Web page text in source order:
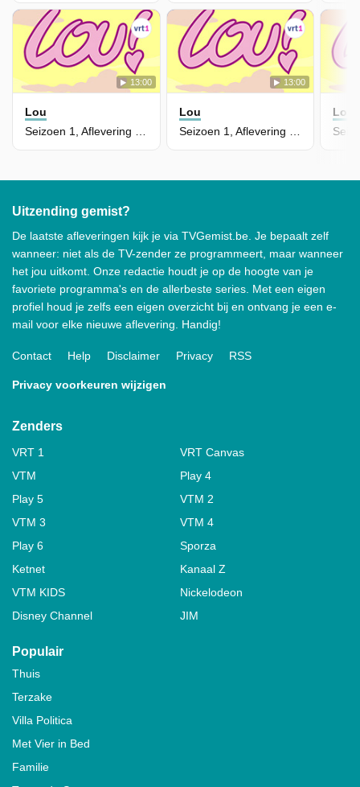
13:00
Lou
13:00
Lou
Lou
Uitzending gemist?
De laatste afleveringen kijk je via TVGemist.be. Je bepaalt zelf
wanneer: niet als de TV-zender ze programmeert, maar wanneer
het jou uitkomt. Onze redactie houdt je op de hoogte van je
favoriete programma's en de allerbeste series. Met een eigen
profiel houd je zelfs een eigen overzicht bij en ontvang je een e-
mail voor elke nieuwe aflevering. Handig!
Contact Help Disclaimer Privacy RSS
Privacy voorkeuren wijzigen
Zenders
VRT 1
VRT Canvas
VTM
Play 4
Play 5
VTM 2
VTM 3
VTM 4
Play 6
Sporza
Ketnet
Kanaal Z
VTM KIDS
Nickelodeon
Disney Channel
JIM
Populair
Thuis
Terzake
Villa Politica
Met Vier in Bed
Familie